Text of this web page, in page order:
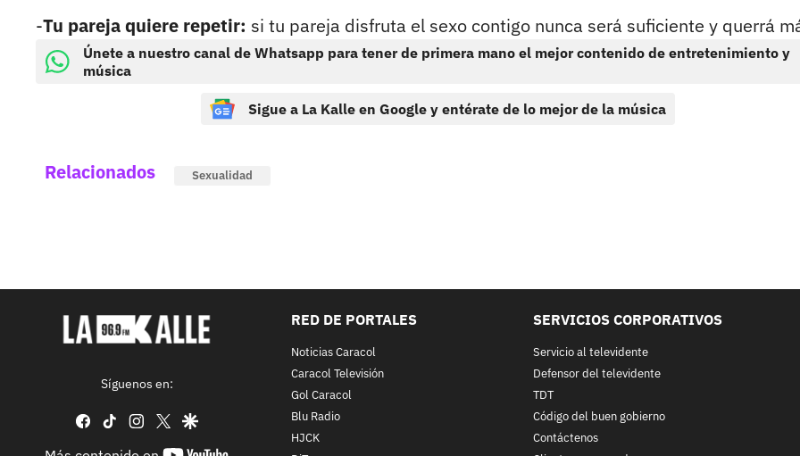
-Tu pareja quiere repetir: si tu pareja disfruta el sexo contigo nunca será suficiente y querrá
Únete a nuestro canal de Whatsapp para tener de primera mano el mejor contenido de entretenimiento y
música
Sigue a La Kalle en Google y entérate de lo mejor de la música
Relacionados Sexualidad
Síguenos en:
facebook
tiktok instagram
twittergoogle
RED DE PORTALES
Noticias Caracol
Caracol Televisión
Gol Caracol
Blu Radio
HJCK
SERVICIOS CORPORATIVOS
Servicio al televidente
Defensor del televidente
TDT
Código del buen gobierno
Contáctenos